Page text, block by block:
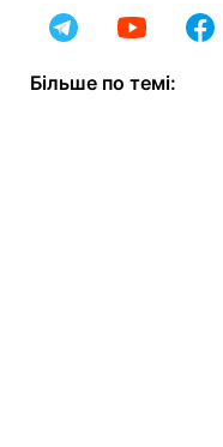
Більше по темі: